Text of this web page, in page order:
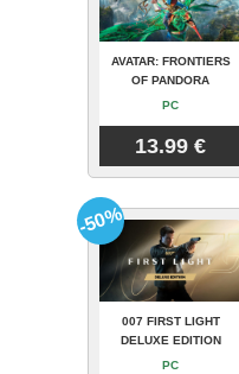
AVATAR: FRONTIERS
OF PANDORA
PC
13.99 €
007 FIRST LIGHT
DELUXE EDITION
PC
-50%